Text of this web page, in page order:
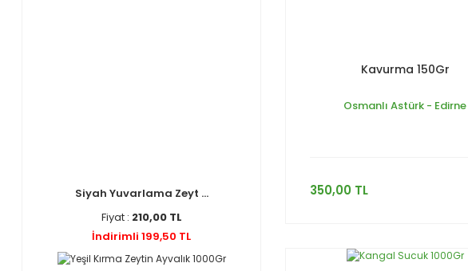
Siyah Yuvarlama Zeyt ...
Fiyat : 210,00 TL
İndirimli 199,50 TL
Kavurma 150Gr
Osmanlı Astürk - Edirne
350,00 TL